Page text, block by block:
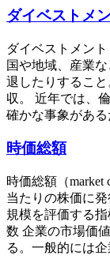
ダイベストメ
ダイベストメン
国や地域、産業
退したりすること
収。 近年では、
確かな事象があ
時価総額
時価総額（market
当たりの株価に
規模を評価する
数 企業の市場価
る。一般的には